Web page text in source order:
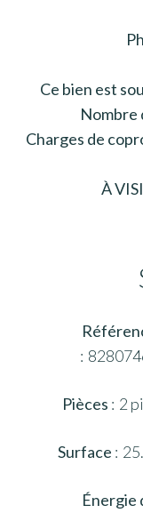
Ce bien est
Nombre
Charges de
À
Pièces 2
Surface
Énergie